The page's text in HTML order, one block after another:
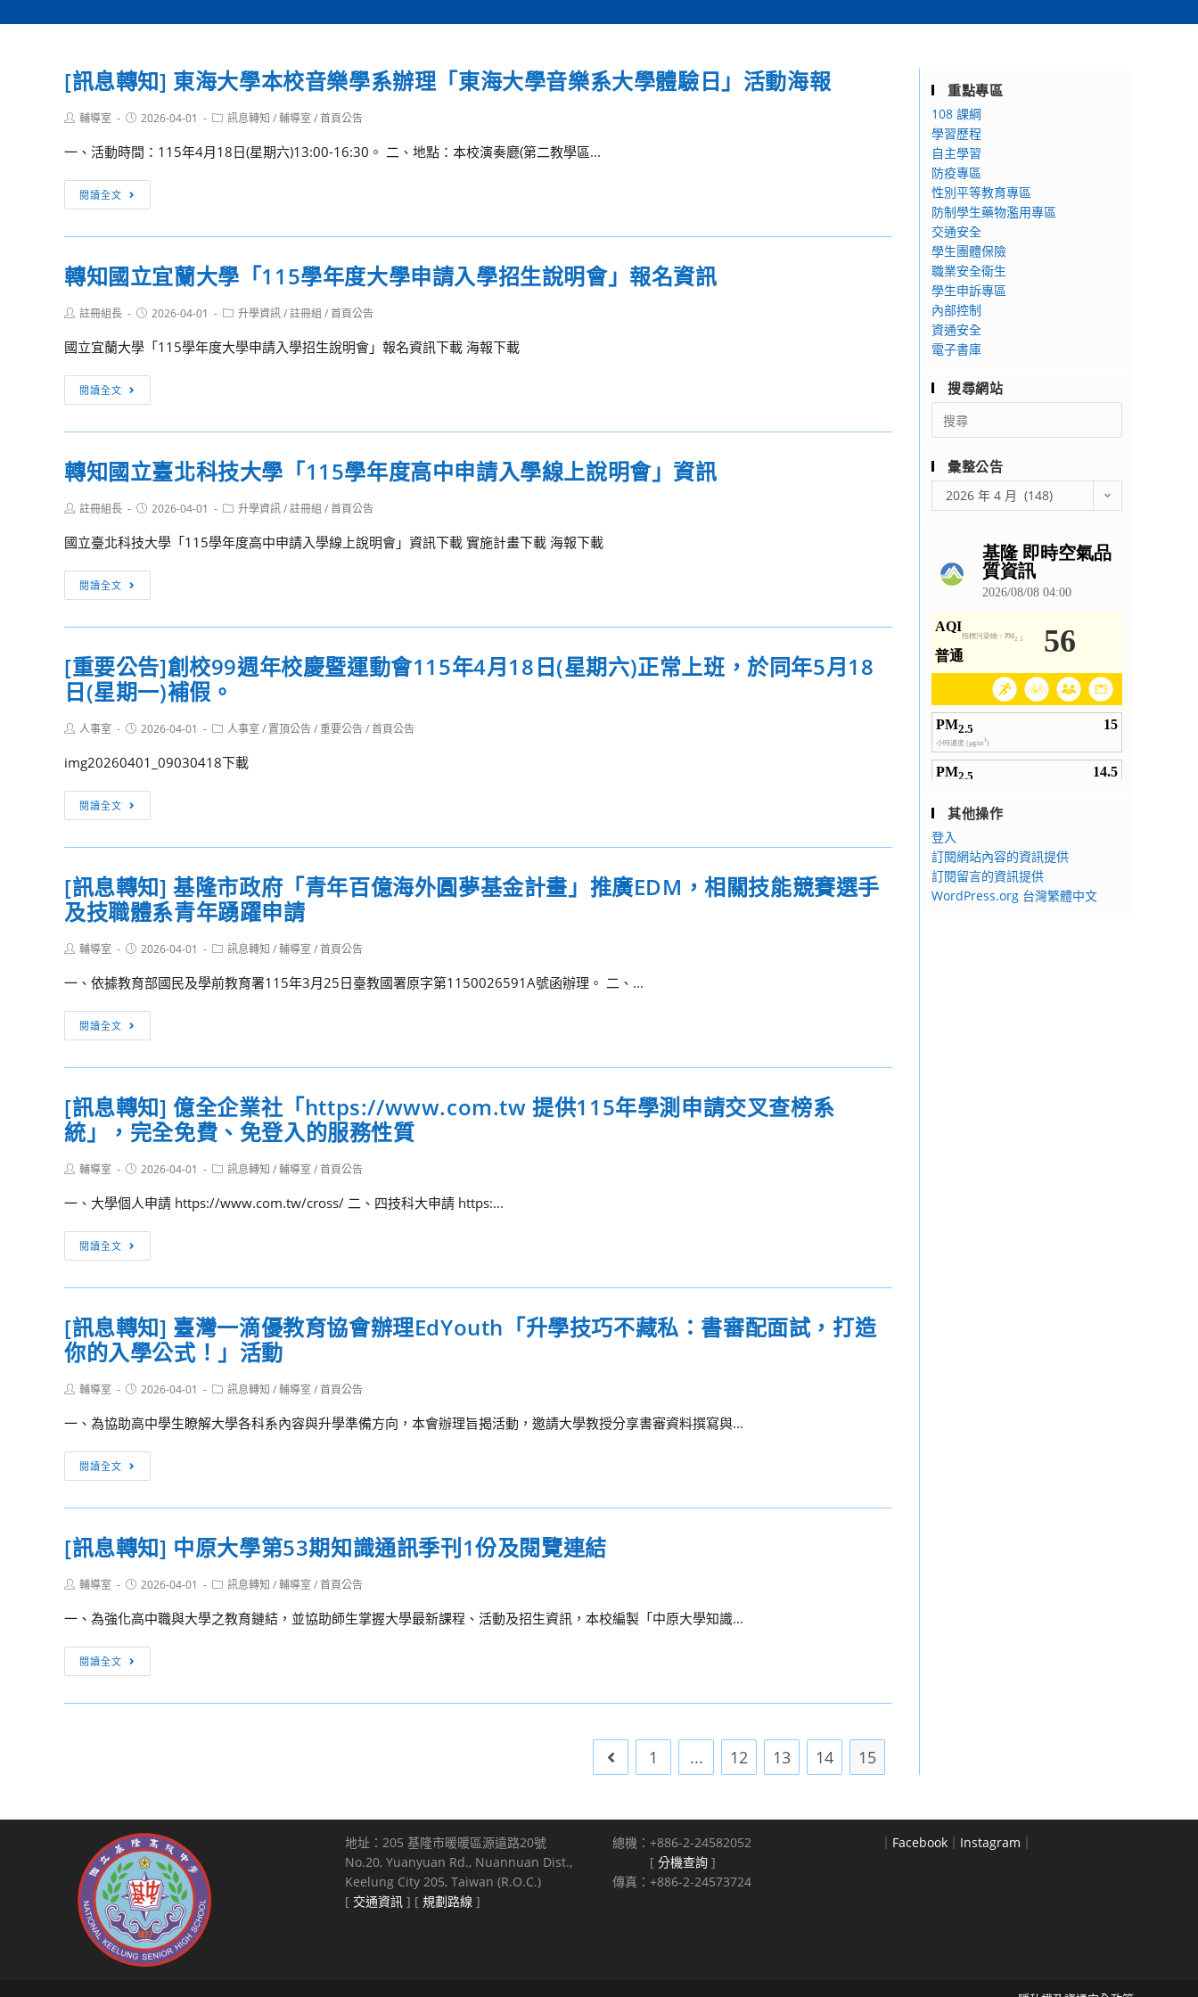
[訊息轉知] 東海大學本校音樂學系辦理「東海大學音樂系大學體驗日」活動海報
Post輔導室
Post2026-04-01
Post訊息轉知 /輔導室 /首頁公告
一、活動時間：115年4月18日(星期六)13:00-16:30。 二、地點：本校演奏廳(第二教學區...
閱讀全文
息
轉
東
大
學
音
系
理
「東
海
大
學
系
大
學
體
日」
活
報
轉知國立宜蘭大學「115學年度大學申請入學招生說明會」報名資訊
Post註冊組長
Post2026-04-01
Post升學資訊/註冊組 /首頁公告
國立宜蘭大學「115學年度大學申請入學招生說明會」報名資訊下載 海報下載
閱讀全文
知
國
宜
大
學
年
學
申
請
入
招
生
報
名
資
訊
轉知國立臺北科技大學「115學年度高中申請入學線上說明會」資訊
Post註冊組長
Post2026-04-01
Post升學資訊/註冊組 /首頁公告
國立臺北科技大學「115學年度高中申請入學線上說明會」資訊下載 實施計畫下載 海報下載
閱讀全文
知
國
臺
北
科
技
學
「115
學
高
中
申
請
學
線
明
會」
資
訊
[重要公告]創校99週年校慶暨運動會115年4月18日(星期六)正常上班，於同年5月18
日(星期一)補假。
Post人事室
Post2026-04-01
Post人事室 / 置頂公告/重要公告/首頁公告
img20260401_09030418下載
閱讀全文
要
公
創
校
週
校
慶
暨
會
115
年
4
18
日
六)
正
常
上
同
月
18
(星
一)
補
[訊息轉知] 基隆市政府「青年百億海外圓夢基金計畫」推廣EDM，相關技能競賽選手
及技職體系青年踴躍申請
Post輔導室
Post2026-04-01
Post訊息轉知 /輔導室 /首頁公告
一、依據教育部國民及學前教育署115年3月25日臺教國署原字第1150026591A號函辦理。 二、...
閱讀全文
息
轉
基
隆
政
府
「青
年
百
外
圓
夢
基
計
畫」
EDM，
相
關
技
競
及
年
踴
躍
申
請
[訊息轉知] 億全企業社「https://www.com.tw 提供115年學測申請交叉查榜系
統」，完全免費、免登入的服務性質
Post輔導室
Post2026-04-01
Post訊息轉知 /輔導室 /首頁公告
一、大學個人申請 https://www.com.tw/cross/ 二、四技科大申請 https:...
閱讀全文
息
轉
億
全
業
社
「https://www.com.tw
提
供
學
測
申
交
叉
費、
免
登
入
的
服
務
性
[訊息轉知] 臺灣一滴優教育協會辦理EdYouth「升學技巧不藏私：書審配面試，打造
你的入學公式！」活動
Post輔導室
Post2026-04-01
Post訊息轉知 /輔導室 /首頁公告
一、為協助高中學生瞭解大學各科系內容與升學準備方向，本會辦理旨揭活動，邀請大學教授分享書審資料撰寫與...
閱讀全文
息
轉
臺
一
滴
育
技
巧
不
藏
私：
書
審
[訊息轉知] 中原大學第53期知識通訊季刊1份及閱覽連結
Post輔導室
Post2026-04-01
Post訊息轉知 /輔導室 /首頁公告
一、為強化高中職與大學之教育鏈結，並協助師生掌握大學最新課程、活動及招生資訊，本校編製「中原大學知識...
閱讀全文
息
轉
53
期
知
識
通
訊
Go to the previous page
1 ... 12 13 14 15
重點專區
108 課綱
學習歷程
自主學習
防疫專區
性別平等教育專區
防制學生藥物濫用專區
交通安全
學生團體保險
職業安全衛生
學生申訴專區
內部控制
資通安全
電子書庫
搜尋網站
Search
for:
彙整公告
整
2026 年 4 月 (148)
其他操作
登入
訂閱網站內容的資訊提供
訂閱留言的資訊提供
WordPress.org 台灣繁體中文
地址：205 基隆市暖暖區源遠路20號
No.20, Yuanyuan Rd., Nuannuan Dist.,
Keelung City 205, Taiwan (R.O.C.)
[ 交通資訊 ] [ 規劃路線 ]
總機：+886-2-24582052
[ 分機查詢 ]
傳真：+886-2-24573724
｜ Facebook ｜ Instagram ｜